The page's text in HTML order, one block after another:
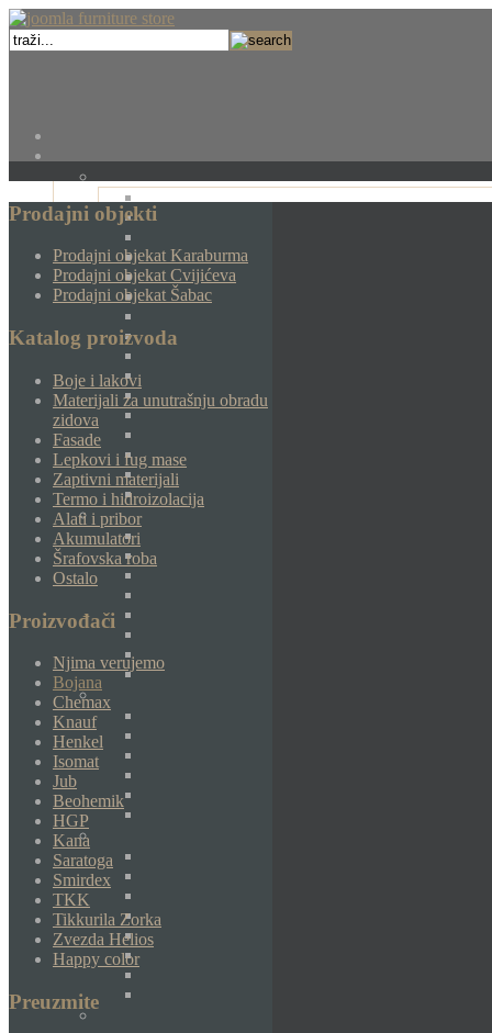
Prodajni objekti
Prodajni objekat Karaburma
Prodajni objekat Cvijićeva
Prodajni objekat Šabac
Katalog proizvoda
Boje i lakovi
Materijali za unutrašnju obradu
zidova
Fasade
Lepkovi i fug mase
Zaptivni materijali
Termo i hidroizolacija
Alati i pribor
Akumulatori
Šrafovska roba
Ostalo
Proizvođači
Njima verujemo
Bojana
Chemax
Knauf
Henkel
Isomat
Jub
Beohemik
HGP
Kana
Saratoga
Smirdex
TKK
Tikkurila Zorka
Zvezda Helios
Happy color
Preuzmite